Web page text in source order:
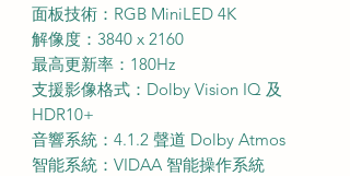
面板技術：RGB MiniLED 4K
解像度：3840 x 2160
最高更新率：180Hz
支援影像格式：Dolby Vision IQ 及
HDR10+
音響系統：4.1.2 聲道 Dolby Atmos
智能系統：VIDAA 智能操作系統